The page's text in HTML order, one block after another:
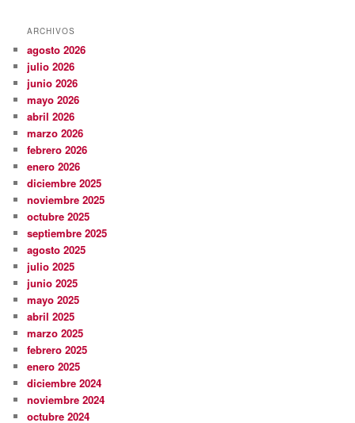
ARCHIVOS
agosto 2026
julio 2026
junio 2026
mayo 2026
abril 2026
marzo 2026
febrero 2026
enero 2026
diciembre 2025
noviembre 2025
octubre 2025
septiembre 2025
agosto 2025
julio 2025
junio 2025
mayo 2025
abril 2025
marzo 2025
febrero 2025
enero 2025
diciembre 2024
noviembre 2024
octubre 2024